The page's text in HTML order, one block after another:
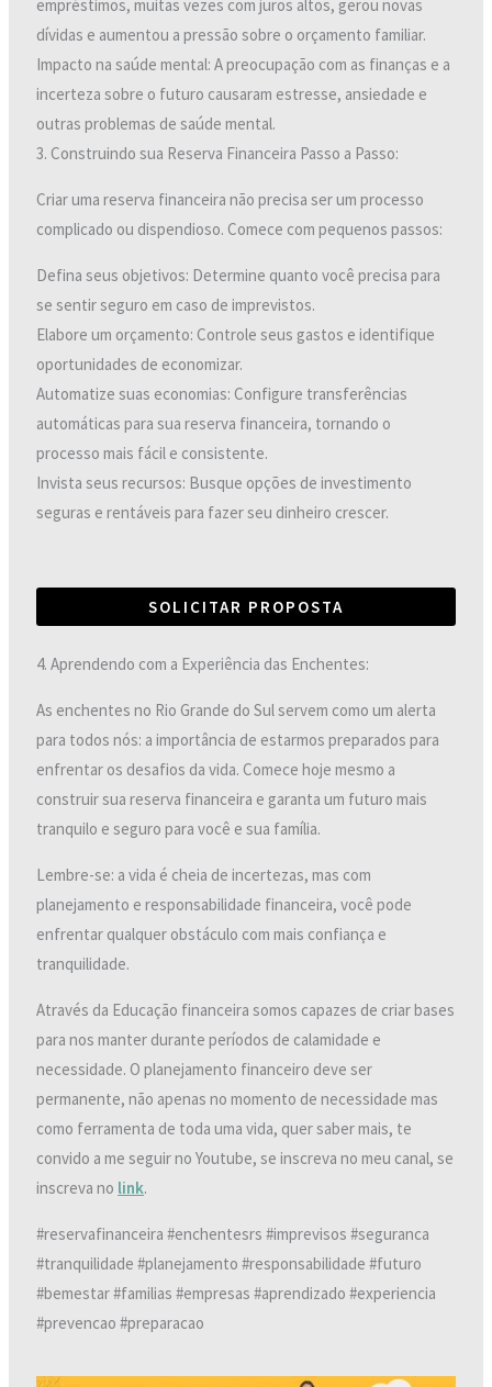
empréstimos, muitas vezes com juros altos, gerou novas
dívidas e aumentou a pressão sobre o orçamento familiar.
Impacto na saúde mental: A preocupação com as finanças e a
incerteza sobre o futuro causaram estresse, ansiedade e
outras problemas de saúde mental.
3. Construindo sua Reserva Financeira Passo a Passo:
Criar uma reserva financeira não precisa ser um processo
complicado ou dispendioso. Comece com pequenos passos:
Defina seus objetivos: Determine quanto você precisa para
se sentir seguro em caso de imprevistos.
Elabore um orçamento: Controle seus gastos e identifique
oportunidades de economizar.
Automatize suas economias: Configure transferências
automáticas para sua reserva financeira, tornando o
processo mais fácil e consistente.
Invista seus recursos: Busque opções de investimento
seguras e rentáveis para fazer seu dinheiro crescer.
SOLICITAR PROPOSTA
4. Aprendendo com a Experiência das Enchentes:
As enchentes no Rio Grande do Sul servem como um alerta
para todos nós: a importância de estarmos preparados para
enfrentar os desafios da vida. Comece hoje mesmo a
construir sua reserva financeira e garanta um futuro mais
tranquilo e seguro para você e sua família.
Lembre-se: a vida é cheia de incertezas, mas com
planejamento e responsabilidade financeira, você pode
enfrentar qualquer obstáculo com mais confiança e
tranquilidade.
Através da Educação financeira somos capazes de criar bases
para nos manter durante períodos de calamidade e
necessidade. O planejamento financeiro deve ser
permanente, não apenas no momento de necessidade mas
como ferramenta de toda uma vida, quer saber mais, te
convido a me seguir no Youtube, se inscreva no meu canal, se
inscreva no link.
#reservafinanceira #enchentesrs #imprevisos #seguranca
#tranquilidade #planejamento #responsabilidade #futuro
#bemestar #familias #empresas #aprendizado #experiencia
#prevencao #preparacao